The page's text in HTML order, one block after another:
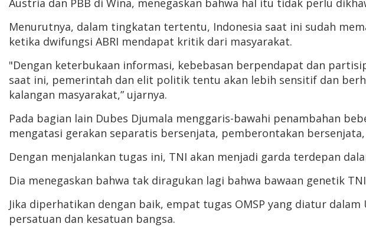
Austria dan PBB di Wina, menegaskan bahwa hal itu tidak perlu
Menurutnya, dalam tingkatan tertentu, Indonesia saat ini sudah
ketika dwifungsi ABRI mendapat kritik dari masyarakat.
"Dengan keterbukaan informasi, kebebasan berpendapat dan
saat ini, pemerintah dan elit politik tentu akan lebih sensitif dan
kalangan masyarakat,” ujarnya.
Pada bagian lain Dubes Djumala menggaris-bawahi penambahan
mengatasi gerakan separatis bersenjata, pemberontakan
Dengan menjalankan tugas ini, TNI akan menjadi garda terdepan
Dia menegaskan bahwa tak diragukan lagi bahwa bawaan genetik
Jika diperhatikan dengan baik, empat tugas OMSP yang diatur
persatuan dan kesatuan bangsa.